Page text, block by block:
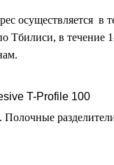
осуществляется в
Тбилиси, в течение
T-Profile 100
Полочные